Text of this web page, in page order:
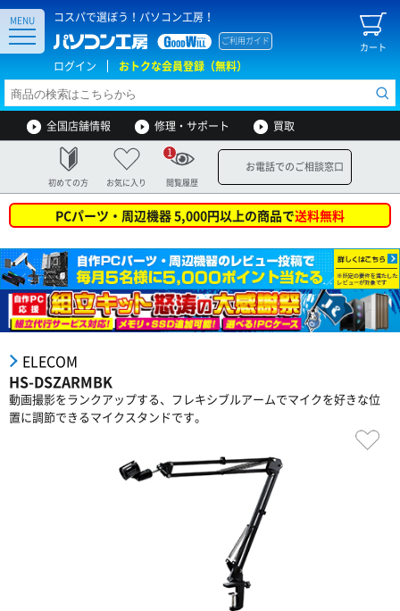
コスパで選ぼう！パソコン工房！
カート
ご利用ガイド
ログイン おトクな会員登録（無料）
MENU
全国店舗情報 修理・サポート 買取
初めての方 お気に入り 閲覧履歴
1
お電話でのご相談窓口
PCパーツ・周辺機器 5,000円以上の商品で送料無料
ELECOM
HS-DSZARMBK
動画撮影をランクアップする、フレキシブルアームでマイクを好きな位
置に調節できるマイクスタンドです。